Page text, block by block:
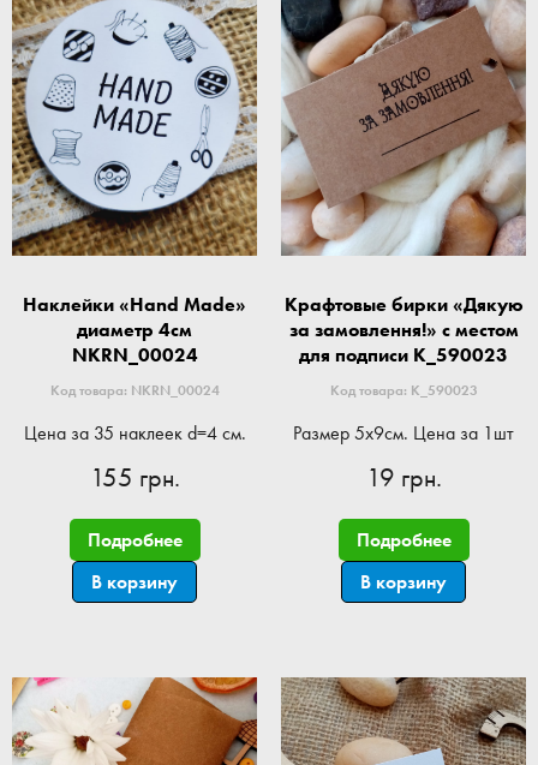
Наклейки «Hand Made»
диаметр 4см
NKRN_00024
Код товара: NKRN_00024
Цена за 35 наклеек d=4 см.
155 грн.
Подробнее
В корзину
Крафтовые бирки «Дякую
за замовлення!» с местом
для подписи K_590023
Код товара: K_590023
Размер 5x9см. Цена за 1шт
19 грн.
Подробнее
В корзину